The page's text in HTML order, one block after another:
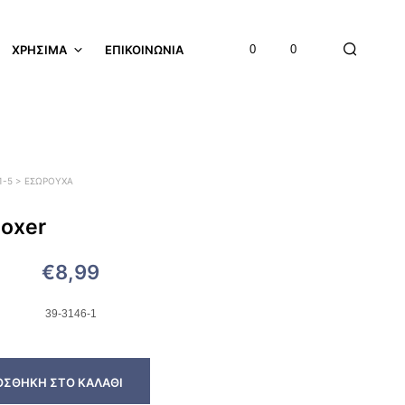
ΧΡΉΣΙΜΑ ΕΠΙΚΟΙΝΩΝΊΑ 0 0
5 > ΕΣΏΡΟΥΧΑ
€8,99
39-3146-1
ΣΤΟ ΚΑΛΆΘΙ